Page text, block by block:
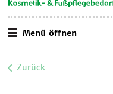
Menü öffnen
Zurück